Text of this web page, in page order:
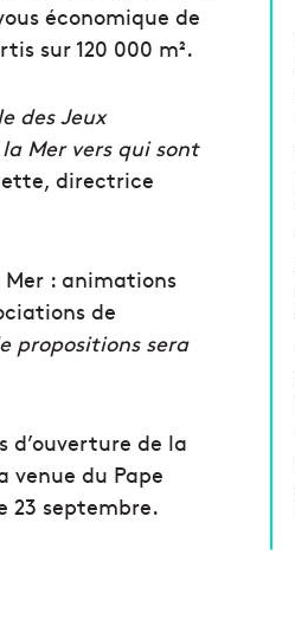
économique de
sur 120 000 m².
des Jeux
Mer vers qui sont
directrice
: animations
de
propositions sera
d’ouverture de la
venue du Pape
23 septembre.